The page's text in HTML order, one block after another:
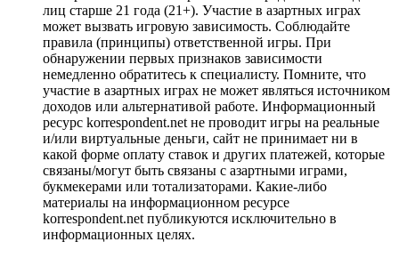
лиц старше 21 года (21+). Участие в азартных играх
может вызвать игровую зависимость. Соблюдайте
правила (принципы) ответственной игры. При
обнаружении первых признаков зависимости
немедленно обратитесь к специалисту. Помните, что
участие в азартных играх не может являться источником
доходов или альтернативой работе. Информационный
ресурс korrespondent.net не проводит игры на реальные
и/или виртуальные деньги, сайт не принимает ни в
какой форме оплату ставок и других платежей, которые
связаны/могут быть связаны с азартными играми,
букмекерами или тотализаторами. Какие-либо
материалы на информационном ресурсе
korrespondent.net публикуются исключительно в
информационных целях.